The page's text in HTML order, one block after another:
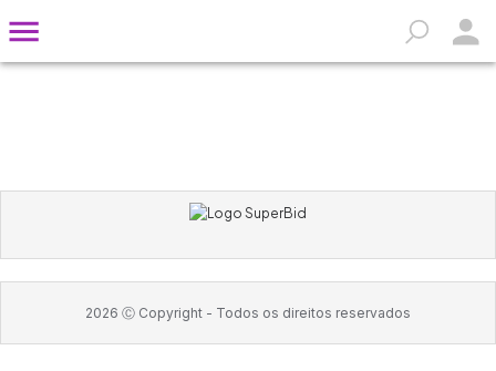
2026 Ⓒ Copyright - Todos os direitos reservados